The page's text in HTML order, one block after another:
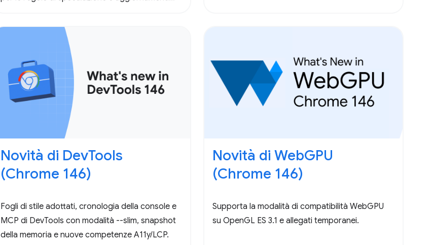
Novità di DevTools
(Chrome 146)
Fogli di stile adottati, cronologia della console e
MCP di DevTools con modalità --slim, snapshot
della memoria e nuove competenze A11y/LCP.
Novità di WebGPU
(Chrome 146)
Supporta la modalità di compatibilità WebGPU
su OpenGL ES 3.1 e allegati temporanei.